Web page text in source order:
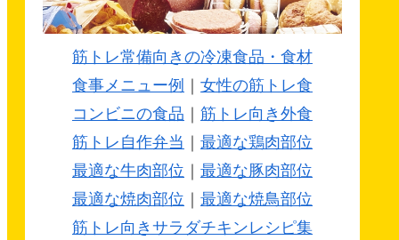
筋トレ常備向きの冷凍食品・食材
食事メニュー例
女性の筋トレ食
コンビニの食品
筋トレ向き外食
筋トレ自作弁当
最適な鶏肉部位
最適な牛肉部位
最適な豚肉部位
最適な焼肉部位
最適な焼鳥部位
筋トレ向きサラダチキンレシピ集